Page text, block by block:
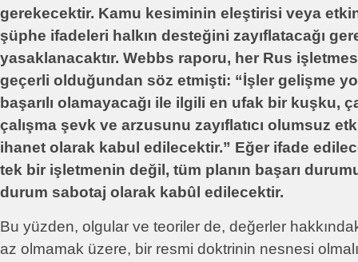
gerekecektir. Kamu kesiminin eleştirisi veya
şüphe ifadeleri halkın desteğini zayıflatacağı
yasaklanacaktır. Webbs raporu, her Rus
geçerli olduğundan söz etmişti: “İşler gelişme
başarılı olamayacağı ile ilgili en ufak bir kuşku,
çalışma şevk ve arzusunu zayıflatıcı olumsuz
ihanet olarak kabul edilecektir.” Eğer ifade
tek bir işletmenin değil, tüm planın başarı
durum sabotaj olarak kabûl edilecektir.
Bu yüzden, olgular ve teoriler de, değerler
az olmamak üzere, bir resmi doktrinin nesnesi